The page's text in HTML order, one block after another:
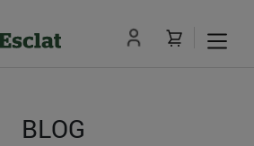
BLOG